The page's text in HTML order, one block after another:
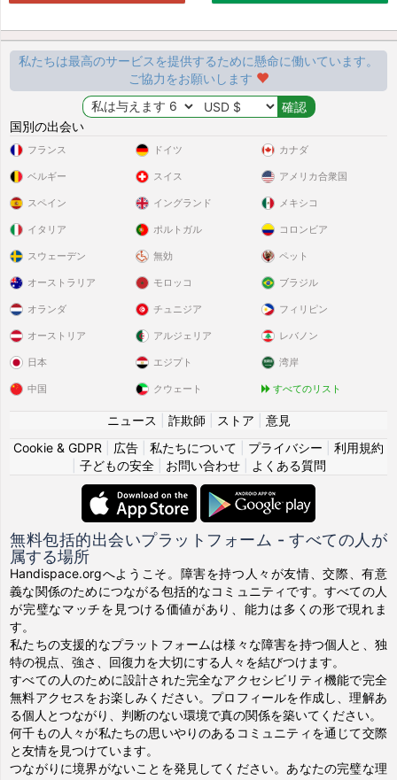
私たちは最高のサービスを提供するために懸命に働いています。
ご協力をお願いします
国別の出会い
フランス
ベルギー
スペイン
イタリア
スウェーデン
ドイツ
スイス
イングランド
ポルトガル
無効
カナダ
アメリカ合衆国
メキシコ
コロンビア
ペット
オーストラリア
オランダ
オーストリア
日本
中国
モロッコ
チュニジア
アルジェリア
エジプト
クウェート
ブラジル
フィリピン
レバノン
湾岸
すべてのリスト
ニュース 詐欺師 ストア
意見
Cookie & GDPR
広告 私たちについて プライバシー
利用規約
子どもの安全| お問い合わせ| よくある質問
無料包括的出会いプラットフォーム - すべての人が
属する場所
Handispace.orgへようこそ。障害を持つ人々が友情、交際、有意
義な関係のためにつながる包括的なコミュニティです。すべての人
が完璧なマッチを見つける価値があり、能力は多くの形で現れま
す。
私たちの支援的なプラットフォームは様々な障害を持つ個人と、独
特の視点、強さ、回復力を大切にする人々を結びつけます。
すべての人のために設計された完全なアクセシビリティ機能で完全
無料アクセスをお楽しみください。プロフィールを作成し、理解あ
る個人とつながり、判断のない環境で真の関係を築いてください。
何千もの人々が私たちの思いやりのあるコミュニティを通じて交際
と友情を見つけています。
つながりに境界がないことを発見してください。あなたの完璧な理